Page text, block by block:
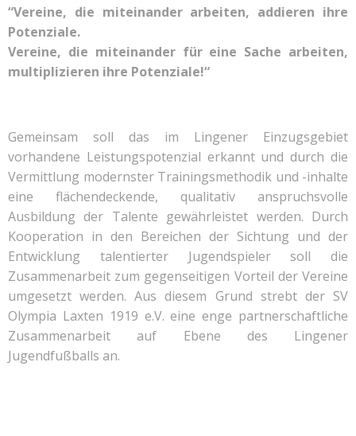
“Vereine, die miteinander arbeiten, addieren ihre
Potenziale.
Vereine, die miteinander für eine Sache arbeiten,
multiplizieren ihre Potenziale!“
Gemeinsam soll das im Lingener Einzugsgebiet
vorhandene Leistungspotenzial erkannt und durch die
Vermittlung modernster Trainingsmethodik und -inhalte
eine flächendeckende, qualitativ anspruchsvolle
Ausbildung der Talente gewährleistet werden. Durch
Kooperation in den Bereichen der Sichtung und der
Entwicklung talentierter Jugendspieler soll die
Zusammenarbeit zum gegenseitigen Vorteil der Vereine
umgesetzt werden. Aus diesem Grund strebt der SV
Olympia Laxten 1919 e.V. eine enge partnerschaftliche
Zusammenarbeit auf Ebene des Lingener
Jugendfußballs an.